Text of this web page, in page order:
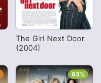
The Girl Next Door
(2004)
63%